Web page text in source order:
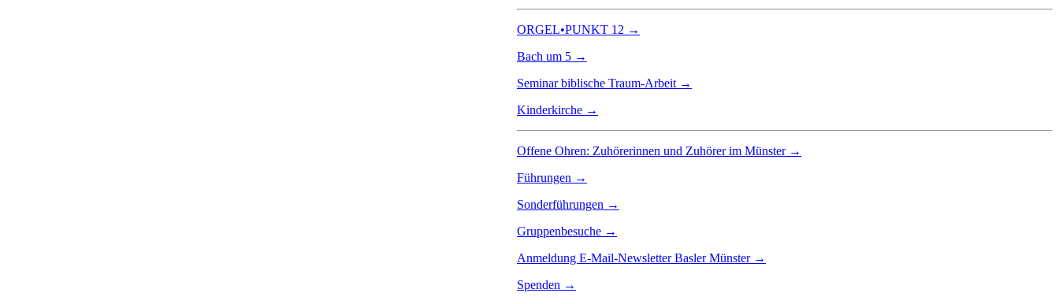
ORGEL•PUNKT 12 →
Bach um 5 →
Seminar biblische Traum-Arbeit →
Kinderkirche →
Offene Ohren: Zuhörerinnen und Zuhörer im Münster →
Führungen →
Sonderführungen →
Gruppenbesuche →
Anmeldung E-Mail-Newsletter Basler Münster →
Spenden →